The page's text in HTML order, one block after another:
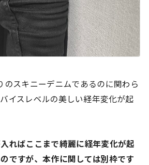
のスキニーデニムであるのに関わら
イスレベルの美しい経年変化が起
ればここまで綺麗に経年変化が起
ですが、本作に関しては別枠です